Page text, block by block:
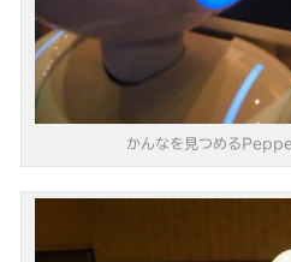
かんなを見つめる